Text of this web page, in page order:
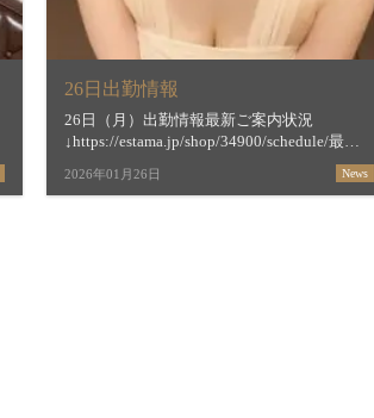
26日出勤情報
26日（月）出勤情報最新ご案内状況
↓https://estama.jp/shop/34900/schedule/最短
ご案内時間＆お店からの新着メッセージ
↓https://estama.jp/shop/34900/【すすき […]
2026年01月26日 News